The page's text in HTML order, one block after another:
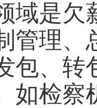
域是欠
管理、
包、转
如检察